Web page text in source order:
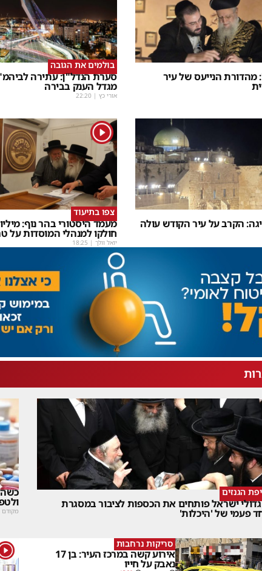
מהדורת הנייעס של עיר
בולמים את הגובה
סערת הנדל"ן: עתירה
מגדל הענק בבירה
אורי כץ |
22:20
הקרב על עיר הקודש עולה
1
צפו בתיעוד
מעמד היסטורי בהר נוף:
חולקו למנהלי המוסדות על
יואל וולך |
18:25
הגנזים
ישראל פותחים את הכספות לציבור במסגרת
פעמי של 'היכלות' מקודם
סריקות נרחבות
אירוע קשה במרכז העיר: בן 17
נאבק על חייו
1